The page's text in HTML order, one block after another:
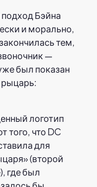
Бэйна
и морально,
тем,
—
был показан
логотип
того, что DC
для
(второй
где был